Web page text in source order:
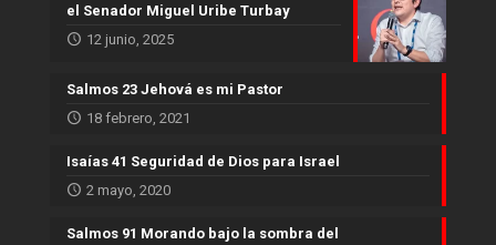
el Senador Miguel Uribe Turbay
12 junio, 2025
Salmos 23 Jehová es mi Pastor
18 febrero, 2021
Isaías 41 Seguridad de Dios para Israel
2 mayo, 2020
Salmos 91 Morando bajo la sombra del